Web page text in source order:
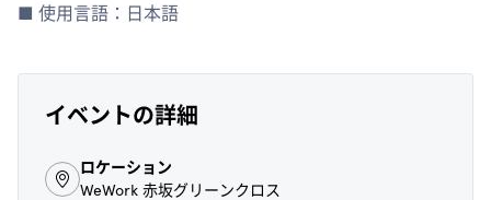
■ 使用言語：日本語
イベントの詳細
ロケーション
WeWork 赤坂グリーンクロス